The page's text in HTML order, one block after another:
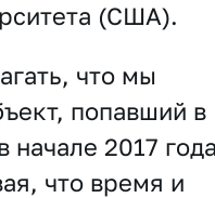
(США).
что мы
попавший в
начале 2017
что время и